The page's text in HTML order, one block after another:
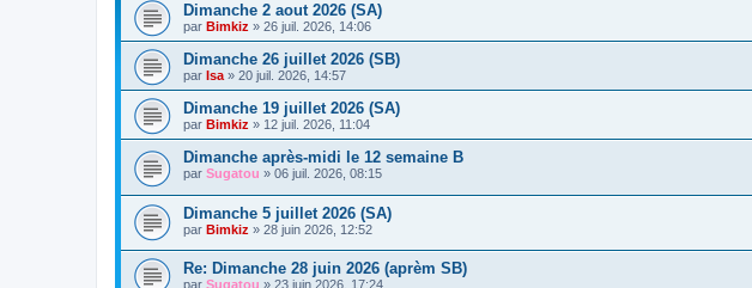
Dimanche 2 aout 2026 (SA)
par Bimkiz » 26 juil. 2026, 14:06
Dimanche 26 juillet 2026 (SB)
par Isa » 20 juil. 2026, 14:57
Dimanche 19 juillet 2026 (SA)
par Bimkiz » 12 juil. 2026, 11:04
Dimanche après-midi le 12 semaine B
par Sugatou » 06 juil. 2026, 08:15
Dimanche 5 juillet 2026 (SA)
par Bimkiz » 28 juin 2026, 12:52
Re: Dimanche 28 juin 2026 (aprèm SB)
par Sugatou » 23 juin 2026, 17:24